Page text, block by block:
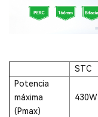
STC
Potencia
máxima
(Pmax)
430W